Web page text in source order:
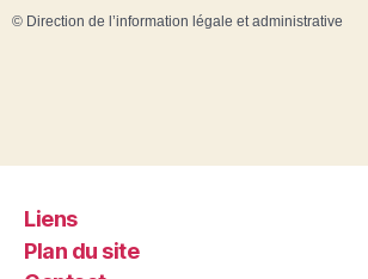
© Direction de l’information légale et administrative
Liens
Plan du site